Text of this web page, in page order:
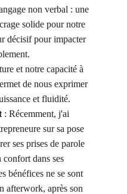
non verbal : une
solide pour notre
décisif pour impacter
et notre capacité à
de nous exprimer
et fluidité.
: Récemment, j'ai
sur sa pose
ses prises de parole
confort dans ses
bénéfices ne se sont
afterwork, après son